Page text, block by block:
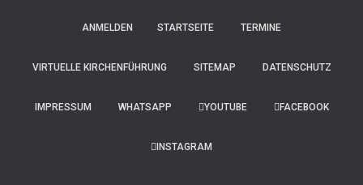
ANMELDEN STARTSEITE TERMINE
VIRTUELLE KIRCHENFÜHRUNG SITEMAP DATENSCHUTZ
IMPRESSUM WHATSAPP YOUTUBE FACEBOOK
INSTAGRAM